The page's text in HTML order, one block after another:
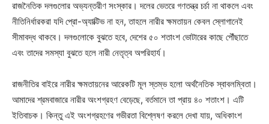
রাজনৈতিক দলগুলোর অভ্যন্তরীণ সংস্কার। দলের ভেতরে গণতন্ত্র চর্চা না থাকলে এবং
নীতিনির্ধারকরা যদি প্রো-অ্যাক্টিভ না হন, তাহলে নারীর ক্ষমতায়ন কেবল স্লোগানেই
সীমাবদ্ধ থাকবে। দলগুলোকে বুঝতে হবে, দেশের ৫০ শতাংশ ভোটারের কাছে পৌঁছাতে
এবং তাদের সমস্যা বুঝতে হলে নারী নেতৃত্ব অপরিহার্য।
রাজনীতির বাইরে নারীর ক্ষমতায়নের আরেকটি মূল স্তম্ভ হলো অর্থনৈতিক স্বাবলম্বিতা।
আমাদের শ্রমবাজারে নারীর অংশগ্রহণ বেড়েছে, বর্তমানে তা প্রায় ৪০ শতাংশ। এটি
ইতিবাচক। কিন্তু এই অংশগ্রহণের গভীরতা বিশ্লেষণ করলে দেখা যায়, অধিকাংশ